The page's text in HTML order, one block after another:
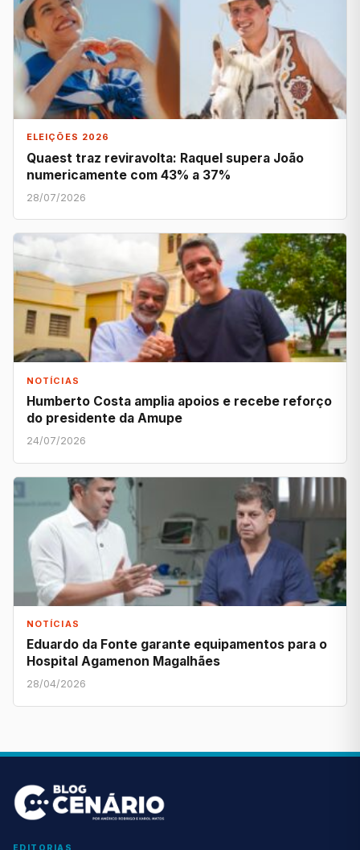
ELEIÇÕES 2026
Quaest traz reviravolta: Raquel supera João
numericamente com 43% a 37%
28/07/2026
NOTÍCIAS
Humberto Costa amplia apoios e recebe reforço
do presidente da Amupe
24/07/2026
NOTÍCIAS
Eduardo da Fonte garante equipamentos para o
Hospital Agamenon Magalhães
28/04/2026